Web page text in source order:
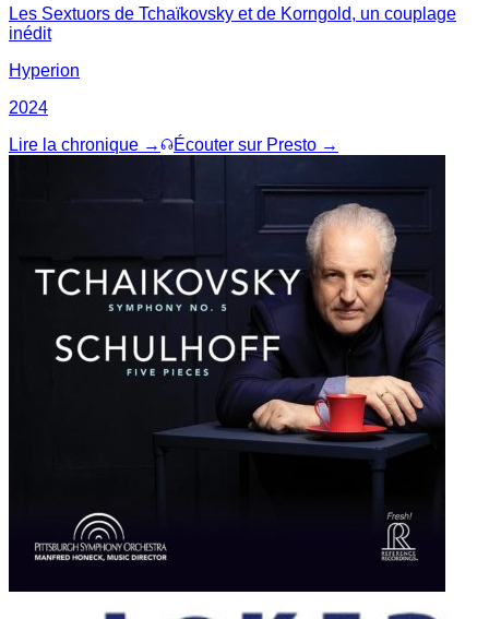
Les Sextuors de Tchaïkovsky et de Korngold, un couplage
inédit
Hyperion
2024
Lire la chronique →
Écouter sur Presto →